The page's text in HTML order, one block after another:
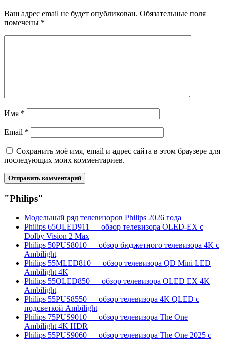
Ваш адрес email не будет опубликован. Обязательные поля
помечены *
Имя *
Email *
Сохранить моё имя, email и адрес сайта в этом браузере для
последующих моих комментариев.
"Philips"
Модельный ряд телевизоров Philips 2026 года
Philips 65OLED911 — обзор телевизора OLED-EX с
Dolby Vision 2 Max
Philips 50PUS8010 — обзор бюджетного телевизора 4K с
Ambilight
Philips 55MLED810 — обзор телевизора QD Mini LED
Ambilight 4K
Philips 55OLED850 — обзор телевизора OLED EX 4K
Ambilight
Philips 55PUS8550 — обзор телевизора 4K QLED с
подсветкой Ambilight
Philips 75PUS9010 — обзор телевизора The One
Ambilight 4K HDR
Philips 55PUS9060 — обзор телевизора The One 2025 с